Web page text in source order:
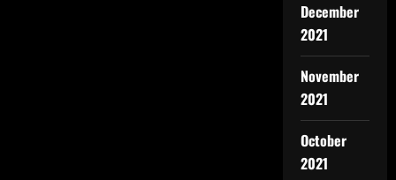
December
2021
November
2021
October
2021